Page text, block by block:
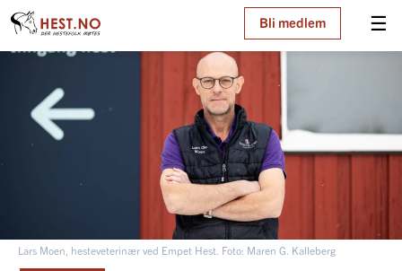
☰
Bli medlem
Lars Moen, hesteveterinær ved Empet Hest. Foto: Maren G. Kalleberg